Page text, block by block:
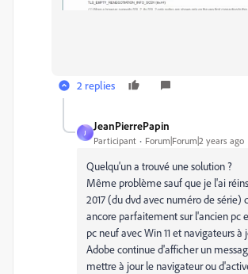
2 replies
J
JeanPierrePapin
Participant Forum|Forum|2 years ago
Quelqu'un a trouvé une solution ?
Même problème sauf que je l'ai
2017 (du dvd avec numéro de série)
ancore parfaitement sur l'ancien pc
pc neuf avec Win 11 et navigateurs à
Adobe continue d'afficher un
mettre à jour le navigateur ou